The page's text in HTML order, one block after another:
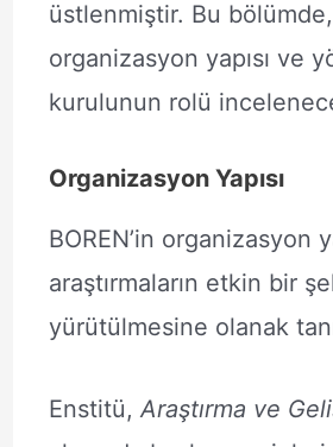
üstlenmiştir. Bu bölümde,
organizasyon yapısı ve
kurulunun rolü
Organizasyon Yapısı
BOREN’in organizasyon
araştırmaların etkin bir
yürütülmesine olanak
Enstitü,Araştırma ve